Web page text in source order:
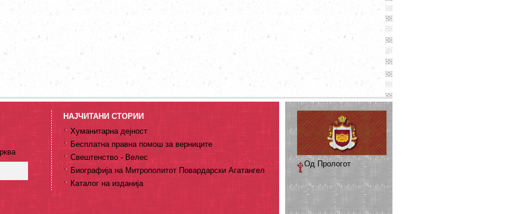
НАЈЧИТАНИ СТОРИИ
Хуманитарна дејност
Бесплатна правна помош за верниците
Свештенство - Велес
Биографија на Митрополитот Повардарски Агатангел
Каталог на изданија
Од Прологот